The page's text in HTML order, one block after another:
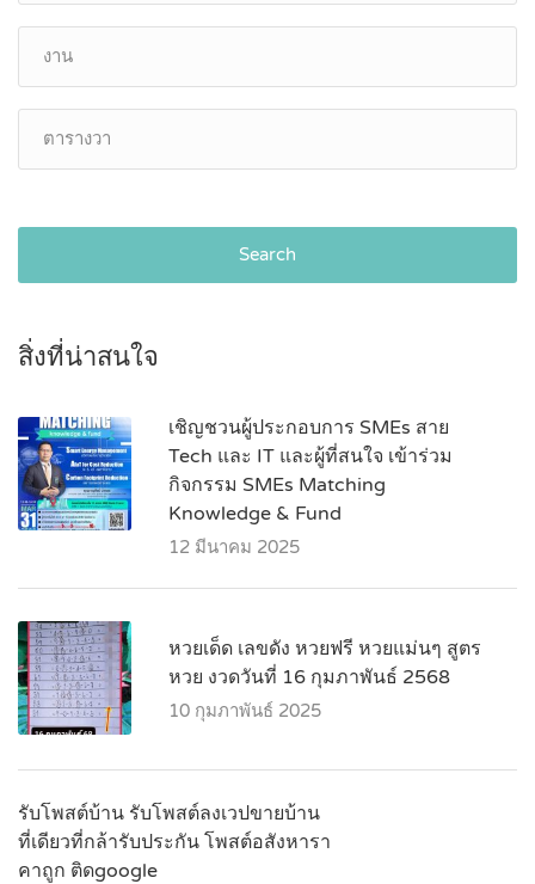
Search
สิ่งที่น่าสนใจ
เชิญชวนผู้ประกอบการ SMEs สาย
Tech และ IT และผู้ที่สนใจ เข้าร่วม
กิจกรรม SMEs Matching
Knowledge & Fund
12 มีนาคม 2025
หวยเด็ด เลขดัง หวยฟรี หวยแม่นๆ สูตร
หวย งวดวันที่ 16 กุมภาพันธ์ 2568
10 กุมภาพันธ์ 2025
รับโพสต์บ้าน รับโพสต์ลงเวปขายบ้าน
ที่เดียวที่กล้ารับประกัน โพสต์อสังหารา
คาถูก ติดgoogle